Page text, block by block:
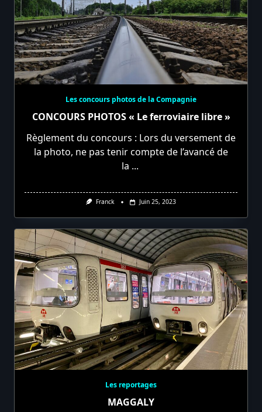
Les concours photos de la Compagnie
CONCOURS PHOTOS « Le ferroviaire libre »
Règlement du concours : Lors du versement de
la photo, ne pas tenir compte de l’avancé de
la ...
Franck Juin 25, 2023
Les reportages
MAGGALY